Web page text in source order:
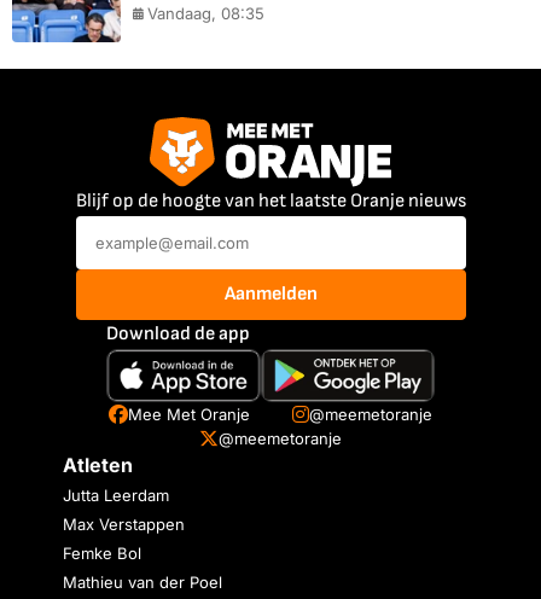
Vandaag, 08:35
Blijf op de hoogte van het laatste Oranje nieuws
Aanmelden
Download de app
Mee Met Oranje
@meemetoranje
@meemetoranje
Atleten
Jutta Leerdam
Max Verstappen
Femke Bol
Mathieu van der Poel